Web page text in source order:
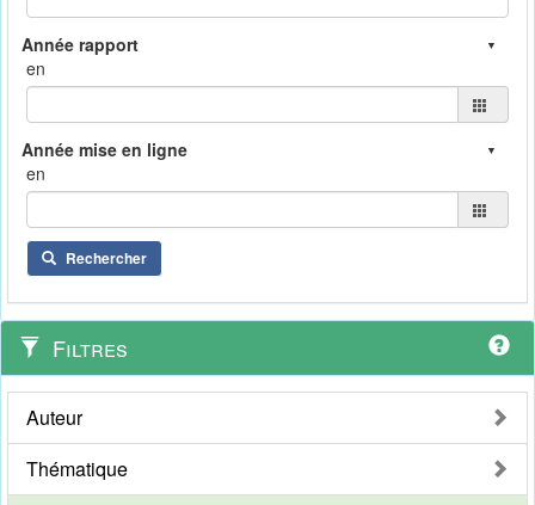
en
en
Rechercher
Filtres
Auteur
Thématique